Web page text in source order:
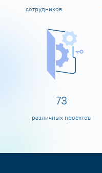
сотрудников
80
различных проектов